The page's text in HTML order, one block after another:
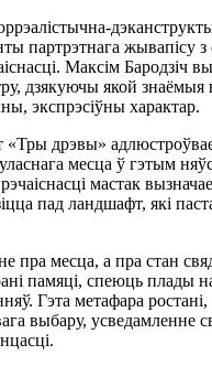
партрэтнага жывапісу з
Максім Бародзіч
дзякуючы якой знаёмыя
экспрэсіўны характар.
дрэвы» адлюстроўвае
месца ў гэтым
мастак
пад ландшафт, які
пра месца, а пра стан
памяці, спеюць плады
Гэта метафара
выбару, усведамленне